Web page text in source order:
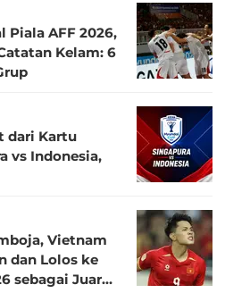
Piala AFF 2026,
Kelam: 6
dari Kartu
vs Indonesia,
Vietnam
dan Lolos ke
sebagai Juara